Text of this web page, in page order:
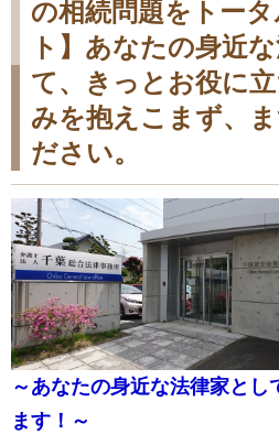
の相続問題をトー
ト】あなたの身近
て、きっとお役に
みを抱えこまず、
ださい。
～あなたの身近な法律家とし
ます！～